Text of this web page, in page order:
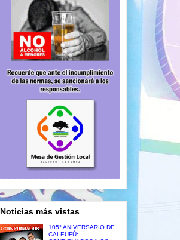
Noticias más vistas
105° ANIVERSARIO DE
CALEUFÚ: